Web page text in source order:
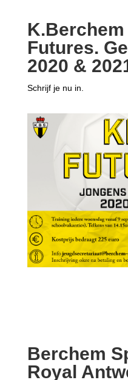
Futures.
2020 &
Schrijf je nu in.
Berchem
Royal